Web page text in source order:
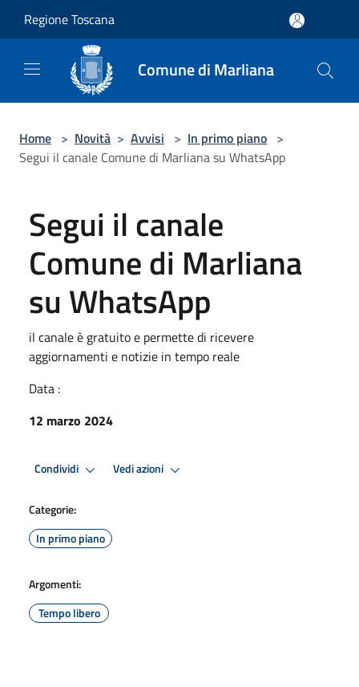
Regione Toscana
Comune di Marliana
Home > Novità > Avvisi > In primo piano >
‎Segui il canale Comune di Marliana su WhatsApp
‎Segui il canale
Comune di Marliana
su WhatsApp
il canale è gratuito e permette di ricevere
aggiornamenti e notizie in tempo reale
Data :
12 marzo 2024
Condividi Vedi azioni
Categorie:
In primo piano
Argomenti:
Tempo libero